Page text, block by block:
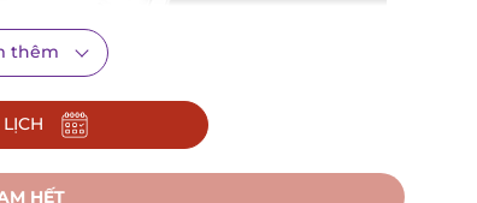
thêm
HẾT